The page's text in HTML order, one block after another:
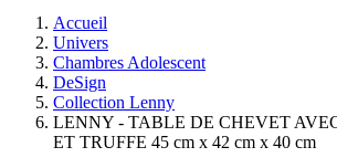
Accueil
Univers
Chambres Adolescent
DeSign
Collection Lenny
LENNY - TABLE DE CHEVET
ET TRUFFE 45 cm x 42 cm x 40 cm